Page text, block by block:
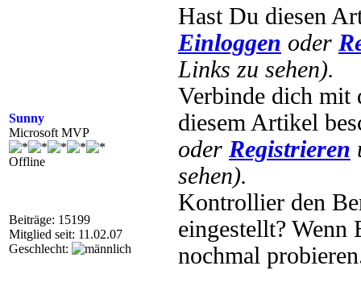
Sunny
Microsoft MVP
Offline
Beiträge: 15199
Mitglied seit: 11.02.07
Geschlecht:
Hast Du diesen
Einloggen oder
Links zu sehen).
Verbinde dich mit
diesem Artikel
oder Registrieren
sehen).
Kontrollier den
eingestellt? Wenn
nochmal